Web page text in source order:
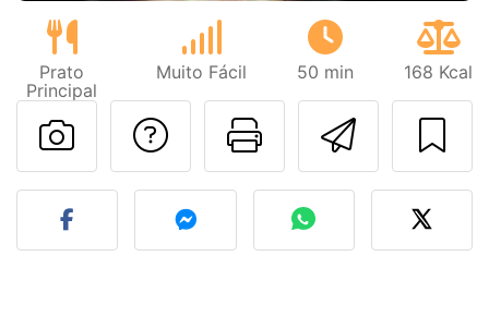
Prato
Principal
Muito Fácil 50 min 168 Kcal
Imprima
Falar com o autor
Fez esta receita?